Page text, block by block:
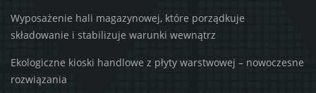
Wyposażenie hali magazynowej, które porządkuje
składowanie i stabilizuje warunki wewnątrz
Ekologiczne kioski handlowe z płyty warstwowej – nowoczesne
rozwiązania